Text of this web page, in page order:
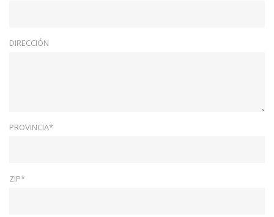
DIRECCIÓN
PROVINCIA*
ZIP*